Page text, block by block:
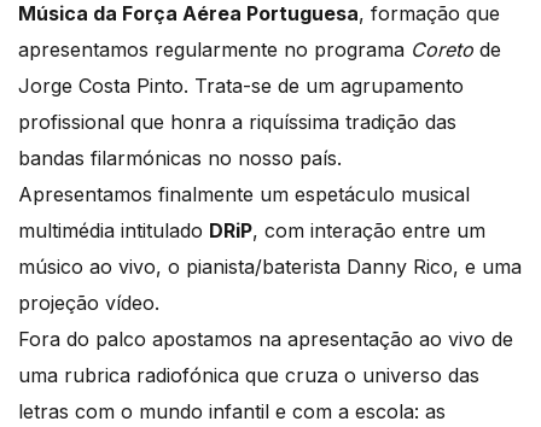
Música da Força Aérea Portuguesa, formação que
apresentamos regularmente no programa Coreto de
Jorge Costa Pinto. Trata-se de um agrupamento
profissional que honra a riquíssima tradição das
bandas filarmónicas no nosso país.
Apresentamos finalmente um espetáculo musical
multimédia intitulado DRiP, com interação entre um
músico ao vivo, o pianista/baterista Danny Rico, e uma
projeção vídeo.
Fora do palco apostamos na apresentação ao vivo de
uma rubrica radiofónica que cruza o universo das
letras com o mundo infantil e com a escola: as